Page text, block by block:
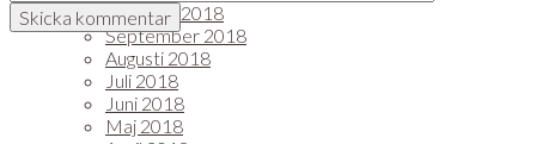
Oktober 2018
September 2018
Augusti 2018
Juli 2018
Juni 2018
Maj 2018